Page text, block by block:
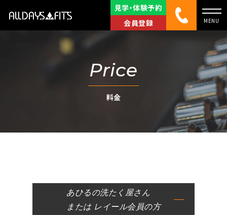
見学・体験予約
会員登録
Price
料金
あひるの洗たく屋さん
または レイール会員の方